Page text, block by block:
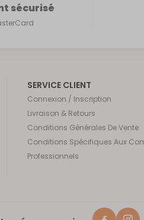
sécurisé
SERVICE CLIENT
Connexion / Inscription
Livraison & Retours
Conditions Générales De Vente
Conditions Spécifiques Aux
Professionnels